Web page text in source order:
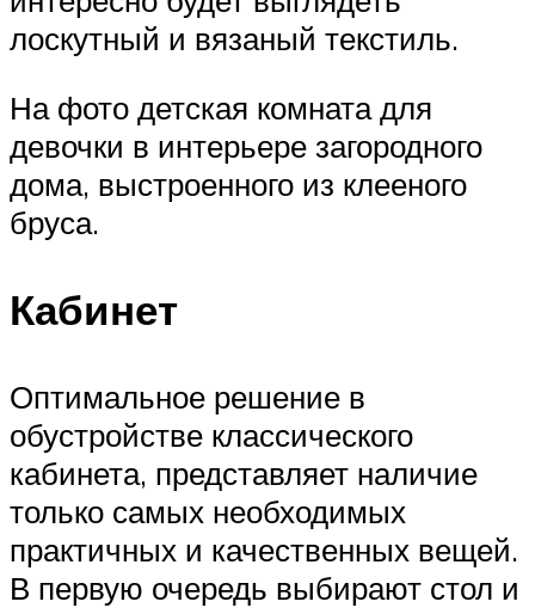
лоскутный и вязаный текстиль.
На фото детская комната для
девочки в интерьере загородного
дома, выстроенного из клееного
бруса.
Кабинет
Оптимальное решение в
обустройстве классического
кабинета, представляет наличие
только самых необходимых
практичных и качественных вещей.
В первую очередь выбирают стол и